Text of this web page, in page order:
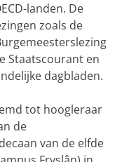
landen. De
zoals de
Staatscourant en
dagbladen.
tot hoogleraar
de
van de elfde